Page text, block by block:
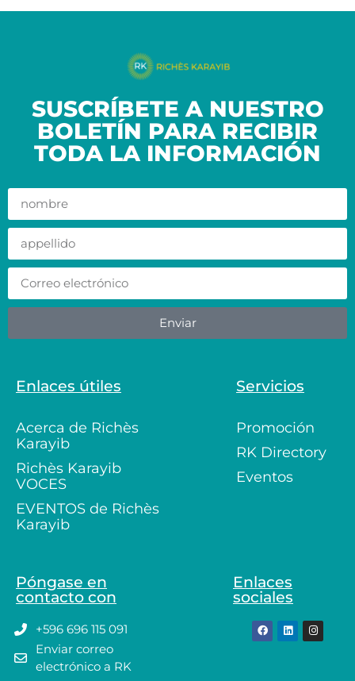
SUSCRÍBETE A NUESTRO
BOLETÍN PARA RECIBIR
TODA LA INFORMACIÓN
Enviar
Enlaces útiles
Acerca de Richès
Karayib
Richès Karayib
VOCES
EVENTOS de Richès
Karayib
Servicios
Promoción
RK Directory
Eventos
Póngase en
contacto con
+596 696 115 091
Enviar correo
electrónico a RK
Enlaces
sociales